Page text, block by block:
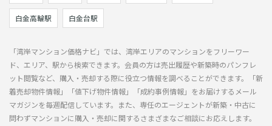
白金高輪駅 白金台駅
「湾岸マンション価格ナビ」では、湾岸エリアのマンションをフリーワー
ド、エリア、駅から検索できます。会員の方は売出履歴や新築時のパンフレ
ット閲覧など、購入・売却する際に役立つ情報を調べることができます。「新
着売却物件情報」「値下げ物件情報」「成約事例情報」をお届けするメール
マガジンを毎週配信しています。また、専任のエージェントが新築・中古に
問わずマンションに購入・売却に関するさまざまなご相談にお応えします。